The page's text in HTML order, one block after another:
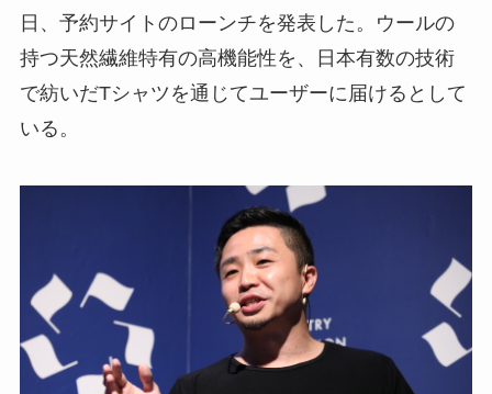
日、予約サイトのローンチを発表した。ウールの
持つ天然繊維特有の高機能性を、日本有数の技術
で紡いだTシャツを通じてユーザーに届けるとして
いる。